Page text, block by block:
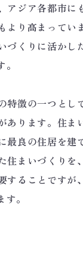
アジア各都市に
より高まってい
づくりに活かし
特徴の一つとし
あります。住ま
最良の住居を建
住まいづくりを
することです
。